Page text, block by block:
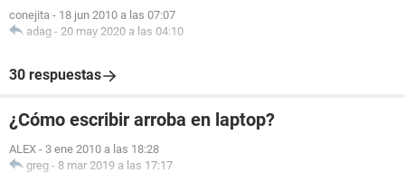
conejita - 18 jun 2010 a las 07:07
adag - 20 may 2020 a las 04:10
30 respuestas
¿Cómo escribir arroba en laptop?
ALEX - 3 ene 2010 a las 18:28
greg - 8 mar 2019 a las 17:17